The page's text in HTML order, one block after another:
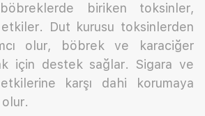
biriken toksinler,
etkiler. Dut kurusu toksinlerden
olur, böbrek ve karaciğer
için destek sağlar. Sigara ve
karşı dahi korumaya
olur.